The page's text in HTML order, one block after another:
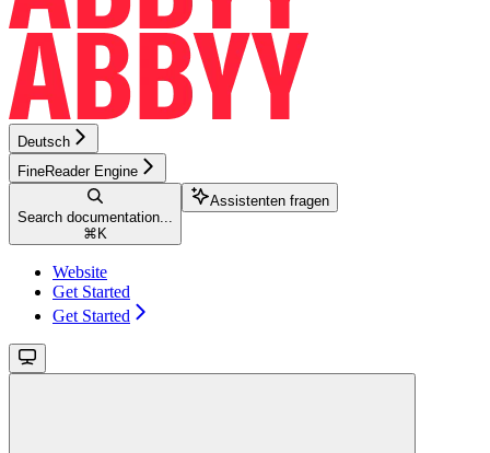
Deutsch
FineReader Engine
Search documentation...
⌘ K
Assistenten fragen
Website
Get Started
Get Started